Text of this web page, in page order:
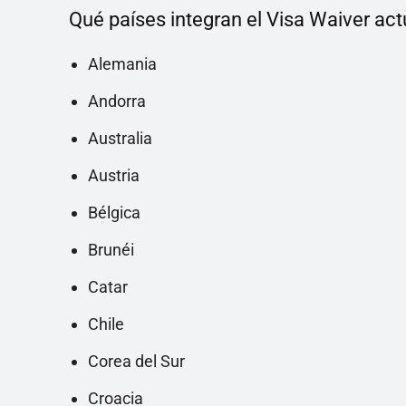
Qué países integran el Visa Waiver
Alemania
Andorra
Australia
Austria
Bélgica
Brunéi
Catar
Chile
Corea del Sur
Croacia